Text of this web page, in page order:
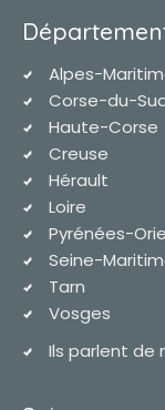
Alpes-
Corse-du-
Haute-Corse
Creuse
Hérault
Loire
Pyrénées-
Seine-
Tarn
Vosges
Ils parlent de